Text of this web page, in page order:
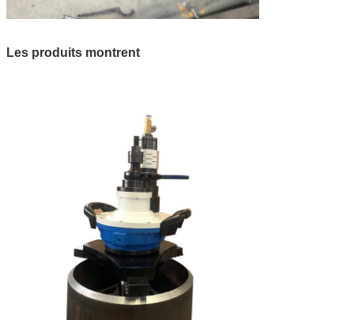
Les produits montrent